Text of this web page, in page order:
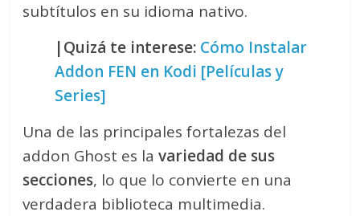
subtítulos en su idioma nativo.
|Quizá te interese: Cómo Instalar
Addon FEN en Kodi [Películas y
Series]
Una de las principales fortalezas del
addon Ghost es lavariedad de sus
secciones, lo que lo convierte en una
verdadera biblioteca multimedia.